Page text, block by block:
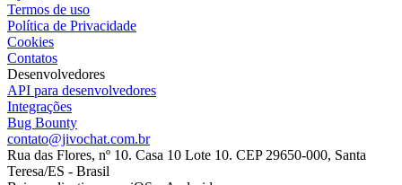
Termos de uso
Política de Privacidade
Cookies
Contatos
Desenvolvedores
API para desenvolvedores
Integrações
Bug Bounty
contato@jivochat.com.br
Rua das Flores, nº 10. Casa 10 Lote 10. CEP 29650-000, Santa
Teresa/ES - Brasil